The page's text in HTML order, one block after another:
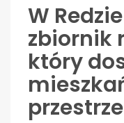
W
zbiornik
który